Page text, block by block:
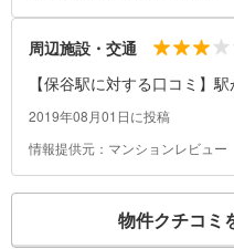
周辺施設・交通
【保谷駅に対する口コミ】
(スーパー)があったり、カル
ン屋、かりんとう屋、寿司
ーに富んだ店舗が入っていて
ときに便利である点。
2019年08月01日に投稿
情報提供元：マンションレビュー
物件クチコミ